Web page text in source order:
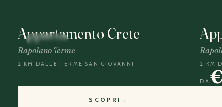
RETE
Appartamento Crete
Rapolano Terme
2 KM DALLE TERME SAN GIOVANNI
SCOPRI →
2 KM
DA